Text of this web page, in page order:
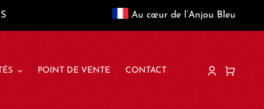
Au cœur de l’Anjou Bleu
POINT DE VENTE CONTACT